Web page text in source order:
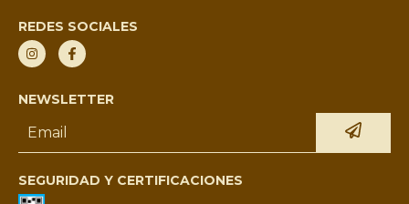
REDES SOCIALES
NEWSLETTER
SEGURIDAD Y CERTIFICACIONES